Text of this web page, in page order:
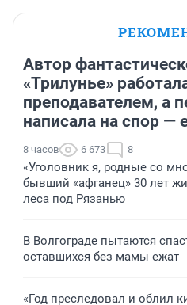
Автор
«Трилунье»
преподавателем, а
написала на спор —
8 часов 6 673 8
«Уголовник я, родные со
бывший «афганец» 30 лет
леса под Рязанью
В Волгограде пытаются
оставшихся без мамы ежат
«Год преследовал и облил